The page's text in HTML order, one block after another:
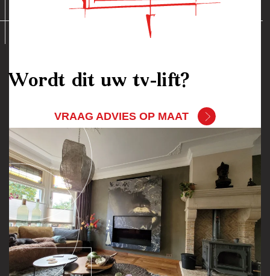
Wordt dit uw tv-lift?
VRAAG ADVIES OP MAAT